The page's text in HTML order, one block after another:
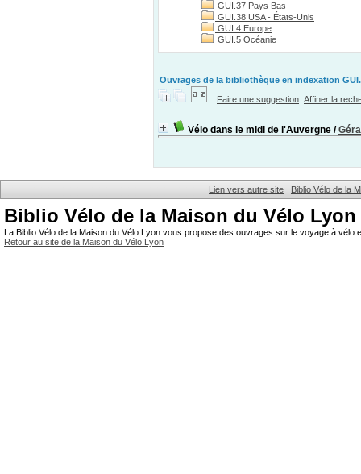
GUI.37 Pays Bas
GUI.38 USA - États-Unis
GUI.4 Europe
GUI.5 Océanie
Ouvrages de la bibliothèque en indexation
Faire une suggestion Affiner la
Vélo dans le midi de l'Auvergne /
Lien vers autre site Biblio Vélo de la
Biblio Vélo de la Maison du Vélo Lyon
La Biblio Vélo de la Maison du Vélo Lyon vous propose des ouvrages sur le voyage à
Retour au site de la Maison du Vélo Lyon